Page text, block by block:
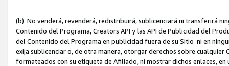
(b) No venderá, revenderá, redistribuirá, sublicenciará ni transferirá
Contenido del Programa, Creators API y las API de Publicidad del
del Contenido del Programa en publicidad fuera de su Sitio ni en
exija sublicenciar o, de otra manera, otorgar derechos sobre
formateados con su etiqueta de Afiliado, ni mostrar dichos enlaces,